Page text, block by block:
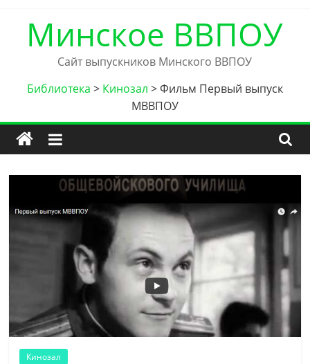
contentМинское ВВПОУ
Сайт выпускников Минского ВВПОУ
Библиотека > Кинозал >Фильм Первый выпуск
МВВПОУ
Кинозал